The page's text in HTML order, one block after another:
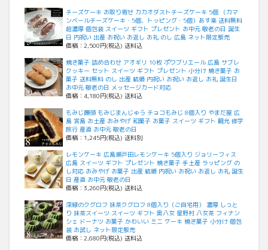
チーズケーキ お取り寄せ カカオダストチーズケーキ 5個 （カマ
ンベールチーズケーキ・5個、トッピング・5個）あす楽 送料無料
超濃厚 個包装 スイーツ ギフト プレゼント お中元 敬老の日 誕生
日 内祝い 出産 お祝い お返し お礼 のし 広島 ネット限定販売
価格：2,500円(税込) 送料込
焼き菓子 詰め合わせ アオギリ 10枚 ポワブリエール 広島 サブレ
クッキー セット スイーツ ギフト プレゼント 小分け 焼き菓子 お
菓子 送料無料 のし 出産 結婚 内祝い お祝い お返し お礼 誕生日
お中元 敬老の日 メッセージカード対応
価格：4,180円(税込) 送料込
もみじ饅頭 もみじまんじゅう チョコもみじ 8個入り やまだ屋 広
島 宮島 お土産 おみやげ 和菓子 お菓子 スイーツ ギフト 観光 修学
旅行 産直 お中元 敬老の日
価格：1,245円(税込) 送料別
レモンケーキ 広島瀬戸田レモンケーキ 5個入り ジョリーフィス
広島 スイーツ ギフト プレゼント 焼き菓子 手土産 ラッピング の
し対応 おみやげ お菓子 出産 結婚 内祝い お祝い お返し お礼 誕生
日 産直 お中元 敬老の日
価格：3,260円(税込) 送料込
深緑のクグロフ 抹茶クグロフ 8個入り（ご自宅用） 濃厚 しっと
り 抹茶スイーツ スイーツ ギフト 奥八女 星野村 八女茶 フィナン
シェ ドーナツ お菓子 かわいい ミニ ケーキ 焼き菓子 小分け 個包
装 お試し ネット限定販売
価格：2,680円(税込) 送料込